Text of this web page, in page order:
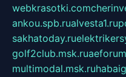
webkrasotki.com
ankou.spb.rualvesta1.ru
sakhatoday.ru
golf2club.msk.ru
multimodal.msk.ru